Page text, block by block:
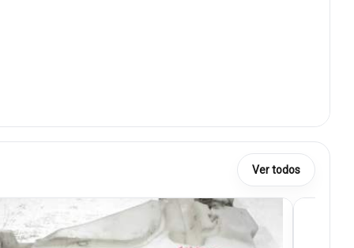
Ver todos